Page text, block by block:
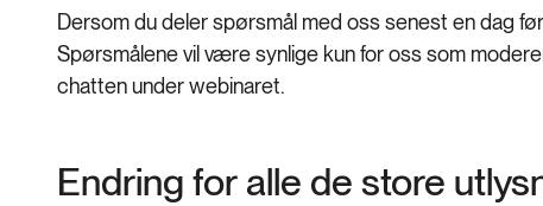
Dersom du deler spørsmål med oss senest en dag
Spørsmålene vil være synlige kun for oss som
chatten under webinaret.
Endring for alle de store